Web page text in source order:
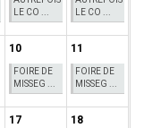
LE CO ...
LE CO ...
10
FOIRE DE
MISSEG ...
11
FOIRE DE
MISSEG ...
17 18